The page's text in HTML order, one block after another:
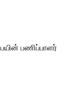
பணிப்பாளர்